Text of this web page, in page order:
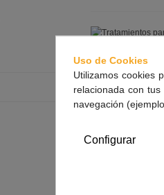
Farmacia El
Con la vuelta al
¿Listos para el
Uso de Cookies
Utilizamos cookies
relacionada con
navegación
Configurar